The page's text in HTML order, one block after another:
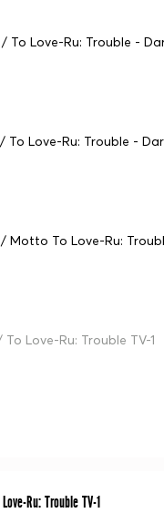
Love-Ru: Trouble -
Love-Ru: Trouble -
To Love-Ru:
Love-Ru: Trouble TV-1
Ru: Trouble TV-1